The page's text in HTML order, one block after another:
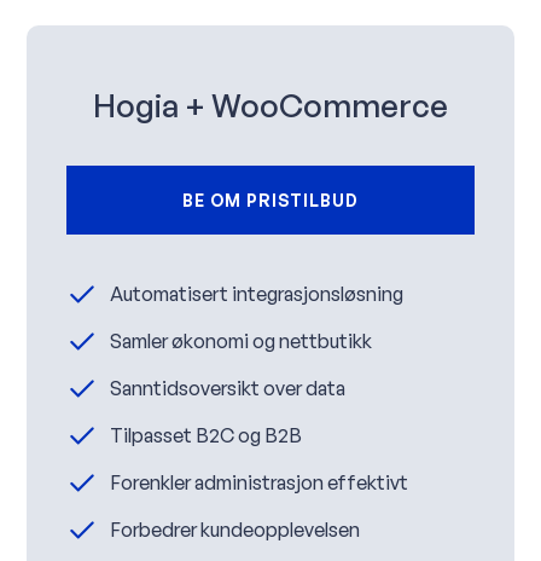
Hogia + WooCommerce
BE OM PRISTILBUD
Automatisert integrasjonsløsning
Samler økonomi og nettbutikk
Sanntidsoversikt over data
Tilpasset B2C og B2B
Forenkler administrasjon effektivt
Forbedrer kundeopplevelsen